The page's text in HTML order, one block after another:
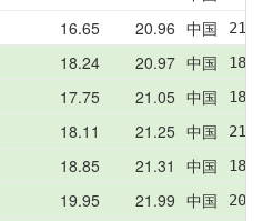
16.65 20.96 中国
18.24 20.97 中国
17.75 21.05 中国
18.11 21.25 中国
18.85 21.31 中国
19.95 21.99 中国